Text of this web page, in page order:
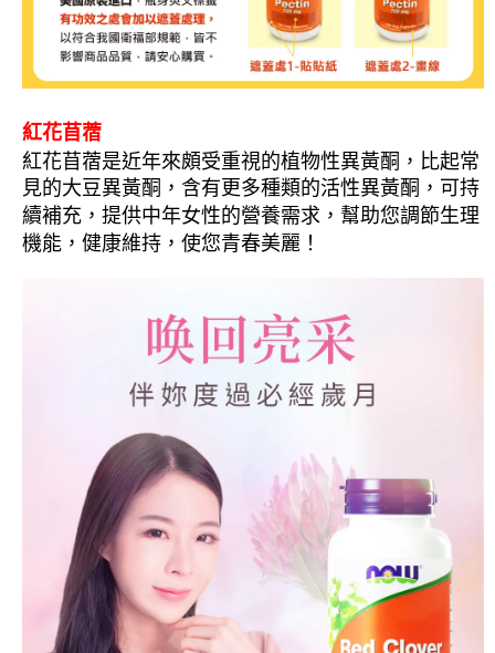
每筆NT$80，滿NT$490(含以上)免運費
紅花苜蓿
紅花苜蓿是近年來頗受重視的植物性異黃酮，比起常
見的大豆異黃酮，含有更多種類的活性異黃酮，可持
續補充，提供中年女性的營養需求，幫助您調節生理
機能，健康維持，使您青春美麗！